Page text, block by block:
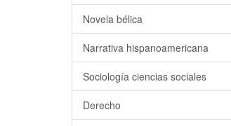
Novela bélica
Narrativa hispanoamericana
Sociología ciencias sociales
Derecho